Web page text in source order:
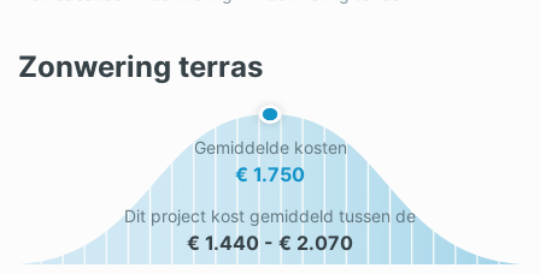
Isolatie
Loodgieter
Rolluiken
Schilder
Zonwering terras
Gemiddelde kosten
€ 1.750
Dit project kost gemiddeld tussen de
€ 1.440 - € 2.070